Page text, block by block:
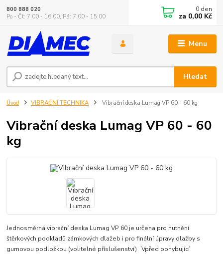
Menu
Hledat
800 888 020
Po - Čt: 7:00 - 16:00, Pá: 7:00 - 15:00
0 den
za 0,00 Kč
Úvod VIBRAČNÍ TECHNIKA Vibrační deska Lumag VP 60 - 60 kg
Vibrační deska Lumag VP 60 - 60
kg
Jednosměrná vibrační deska Lumag VP 60 je určena pro hutnění
štěrkových podkladů zámkových dlažeb i pro finální úpravy dlažby s
gumovou podložkou (volitelné příslušenství) Vpřed pohybující